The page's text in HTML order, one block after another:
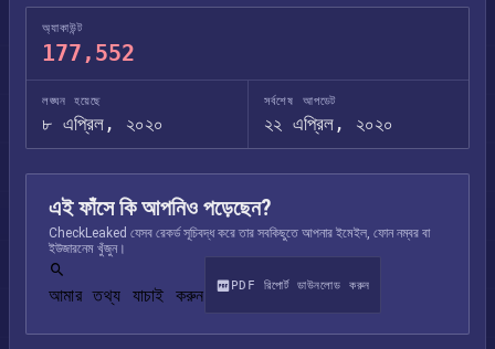
অ্যাকাউন্ট
177,552
লঙ্ঘন হয়েছে
৮ এপ্রিল, ২০২০
সর্বশেষ আপডেট
২২ এপ্রিল, ২০২০
এই ফাঁসে কি আপনিও পড়েছেন?
CheckLeaked যেসব রেকর্ড সূচিবদ্ধ করে তার সবকিছুতে আপনার ইমেইল, ফোন নম্বর বা
ইউজারনেম খুঁজুন।
আমার তথ্য যাচাই করুন PDF রিপোর্ট ডাউনলোড করুন